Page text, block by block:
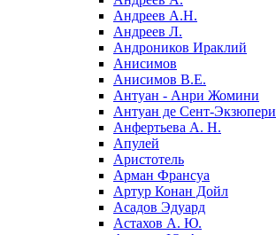
Андреев А.Н.
Андреев Л.
Андроников Ираклий
Анисимов
Анисимов В.Е.
Антуан - Анри Жомини
Антуан де Сент-Экзюпери
Анфертьева А. Н.
Апулей
Аристотель
Арман Франсуа
Артур Конан Дойл
Асадов Эдуард
Астахов А. Ю.